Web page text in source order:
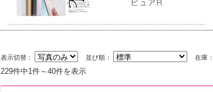
表示切替： 並び順： 在庫：
229件中1件～40件を表示